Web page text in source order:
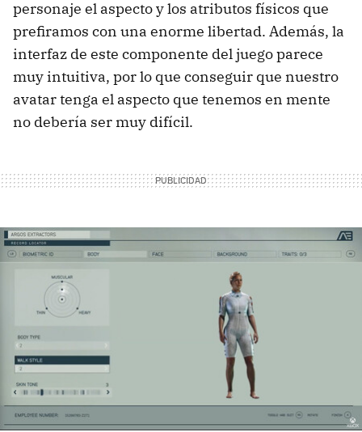
personaje el aspecto y los atributos físicos que
prefiramos con una enorme libertad. Además, la
interfaz de este componente del juego parece
muy intuitiva, por lo que conseguir que nuestro
avatar tenga el aspecto que tenemos en mente
no debería ser muy difícil.